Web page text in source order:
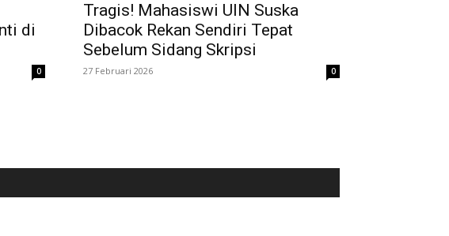
di
0
Tragis! Mahasiswi UIN Suska
Dibacok Rekan Sendiri Tepat
Sebelum Sidang Skripsi
27 Februari 2026 0